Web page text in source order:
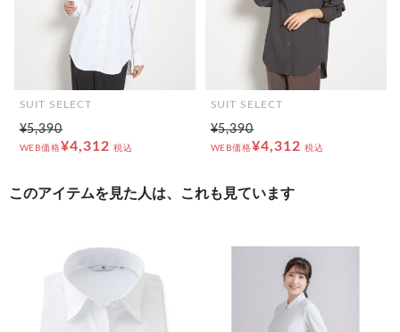
SUIT SELECT
¥5,390
WEB価格¥4,312 税込
SUIT SELECT
¥5,390
WEB価格¥4,312 税込
このアイテムを見た人は、これも見ています